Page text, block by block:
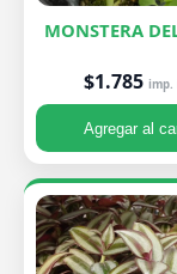
MONSTERA
$1.785 imp.
Agregar al